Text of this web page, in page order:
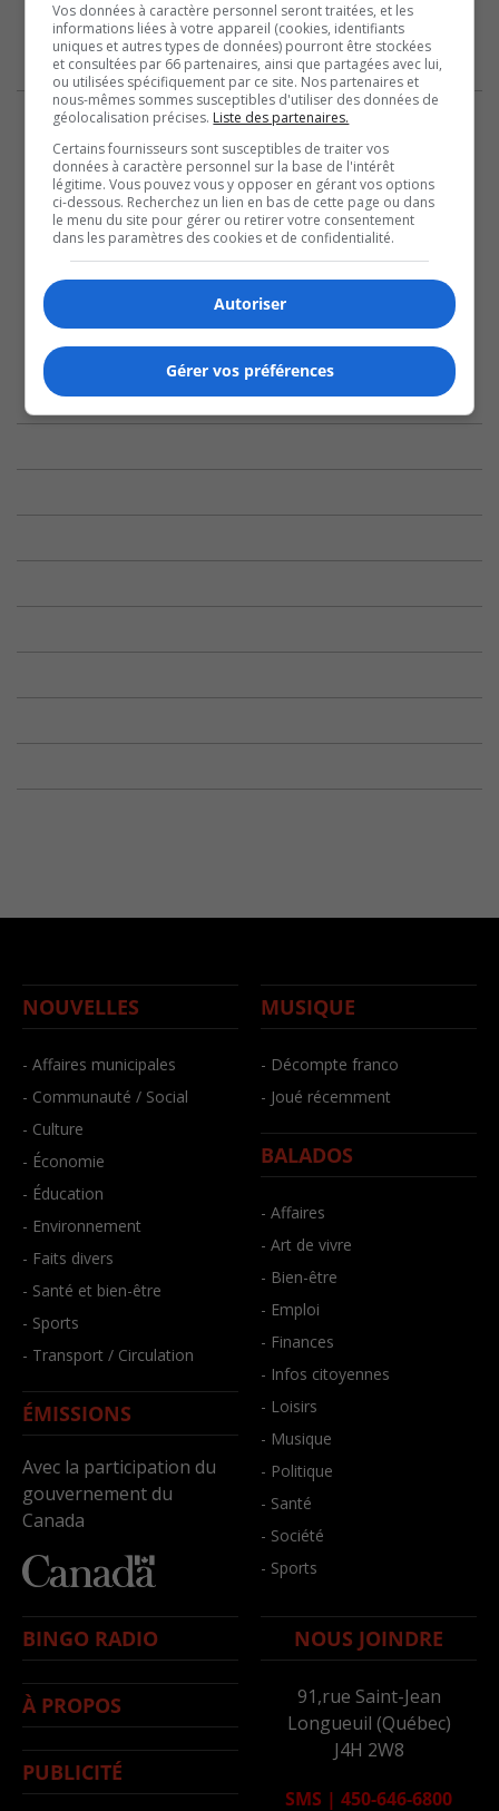
NOUVELLES
- Affaires municipales
- Communauté / Social
- Culture
- Économie
- Éducation
- Environnement
- Faits divers
- Santé et bien-être
- Sports
- Transport / Circulation
ÉMISSIONS
Avec la participation du
gouvernement du
Canada
MUSIQUE
- Décompte franco
- Joué récemment
BALADOS
- Affaires
- Art de vivre
- Bien-être
- Emploi
- Finances
- Infos citoyennes
- Loisirs
- Musique
- Politique
- Santé
- Société
- Sports
BINGO RADIO
À PROPOS
PUBLICITÉ
NOUS JOINDRE
91,rue Saint-Jean
Longueuil (Québec)
J4H 2W8
SMS | 450-646-6800
Vos données à caractère personnel seront traitées, et les
informations liées à votre appareil (cookies, identifiants
uniques et autres types de données) pourront être stockées
et consultées par 66 partenaires, ainsi que partagées avec lui,
ou utilisées spécifiquement par ce site. Nos partenaires et
nous-mêmes sommes susceptibles d'utiliser des données de
géolocalisation précises. Liste des partenaires.
Certains fournisseurs sont susceptibles de traiter vos
données à caractère personnel sur la base de l'intérêt
légitime. Vous pouvez vous y opposer en gérant vos options
ci-dessous. Recherchez un lien en bas de cette page ou dans
le menu du site pour gérer ou retirer votre consentement
dans les paramètres des cookies et de confidentialité.
Autoriser
Gérer vos préférences